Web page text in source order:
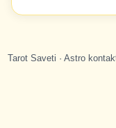
Tarot Saveti · Astro